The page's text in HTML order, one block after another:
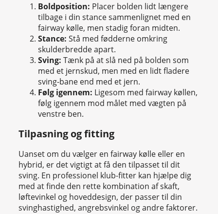
Boldposition: Placer bolden lidt længere
tilbage i din stance sammenlignet med en
fairway kølle, men stadig foran midten.
Stance: Stå med fødderne omkring
skulderbredde apart.
Sving: Tænk på at slå ned på bolden som
med et jernskud, men med en lidt fladere
sving-bane end med et jern.
Følg igennem: Ligesom med fairway køllen,
følg igennem mod målet med vægten på
venstre ben.
Tilpasning og fitting
Uanset om du vælger en fairway kølle eller en
hybrid, er det vigtigt at få den tilpasset til dit
sving. En professionel klub-fitter kan hjælpe dig
med at finde den rette kombination af skaft,
løftevinkel og hoveddesign, der passer til din
svinghastighed, angrebsvinkel og andre faktorer.